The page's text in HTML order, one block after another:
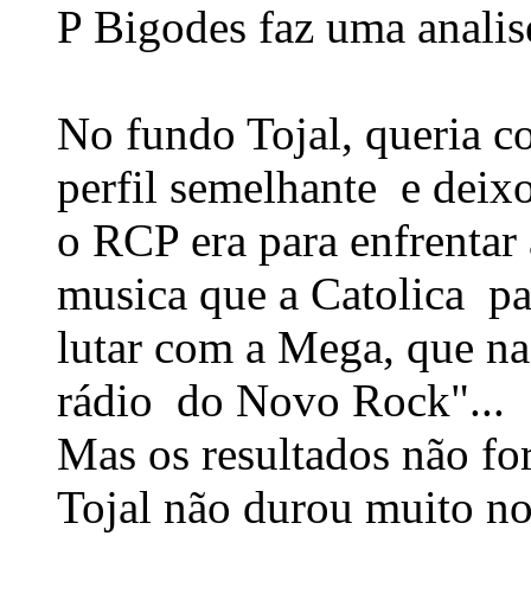
P Bigodes faz uma
No fundo Tojal, queria
perfil semelhante e
o RCP era para
musica que a Catolica
lutar com a Mega, que
rádio do Novo Rock"...
Mas os resultados não
Tojal não durou muito